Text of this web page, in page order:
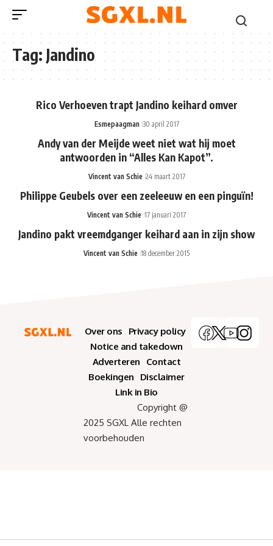
Tag: Jandino
Rico Verhoeven trapt Jandino keihard omver
Esmepaagman 30 april 2017
Andy van der Meijde weet niet wat hij moet
antwoorden in “Alles Kan Kapot”.
Vincent van Schie 24 maart 2017
Philippe Geubels over een zeeleeuw en een pinguïn!
Vincent van Schie 17 januari 2017
Jandino pakt vreemdganger keihard aan in zijn show
Vincent van Schie 18 december 2015
Over ons
Privacy policy
Notice and takedown
Adverteren
Contact
Boekingen
Disclaimer
Link in Bio
Copyright @
2025 SGXL Alle rechten
voorbehouden